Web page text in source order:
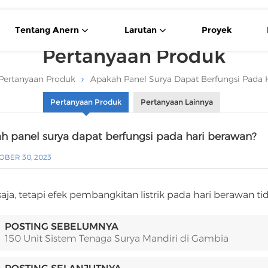
Tentang Anern Larutan Proyek
Pertanyaan Produk
Produk Apakah Panel Surya Dapat Berfungsi Pada
Pertanyaan Produk Pertanyaan Lainnya
panel surya dapat berfungsi pada hari berawan?
30, 2023
tetapi efek pembangkitan listrik pada hari berawan
POSTING SEBELUMNYA
150 Unit Sistem Tenaga Surya Mandiri di Gambia